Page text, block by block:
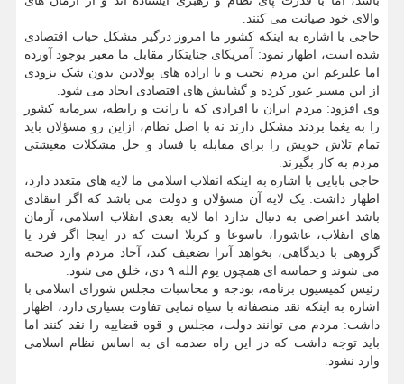
والای خود صیانت می کنند.
حاجی با اشاره به اینکه کشور ما امروز درگیر مشکل حباب اقتصادی
شده است، اظهار نمود: آمریکای جنایتکار مقابل ما معبر بوجود آورده
اما علیرغم این مردم نجیب و با اراده های پولادین بدون شک بزودی
از این مسیر عبور کرده و گشایش های اقتصادی ایجاد می شود.
وی افزود: مردم ایران با افرادی که با رانت و رابطه، سرمایه کشور
را به یغما بردند مشکل دارند نه با اصل نظام، ازاین رو مسؤلان باید
تمام تلاش خویش را برای مقابله با فساد و حل مشکلات معیشتی
مردم به کار بگیرند.
حاجی بابایی با اشاره به اینکه انقلاب اسلامی ما لایه های متعدد دارد،
اظهار داشت: یک لایه آن مسؤلان و دولت می باشد که اگر انتقادی
باشد اعتراضی به دنبال ندارد اما لایه بعدی انقلاب اسلامی، آرمان
های انقلاب، عاشورا، تاسوعا و کربلا است که در اینجا اگر فرد یا
گروهی با دیدگاهی، بخواهد آنرا تضعیف کند، آحاد مردم وارد صحنه
می شوند و حماسه ای همچون یوم الله ۹ دی، خلق می شود.
رئیس کمیسیون برنامه، بودجه و محاسبات مجلس شورای اسلامی با
اشاره به اینکه نقد منصفانه با سیاه نمایی تفاوت بسیاری دارد، اظهار
داشت: مردم می توانند دولت، مجلس و قوه قضاییه را نقد کنند اما
باید توجه داشت که در این راه صدمه ای به اساس نظام اسلامی
وارد نشود.